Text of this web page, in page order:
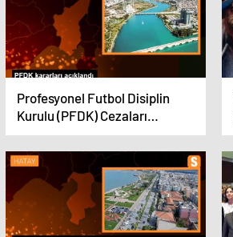
Profesyonel Futbol Disiplin
Kurulu (PFDK) Cezaları
Açıkladı